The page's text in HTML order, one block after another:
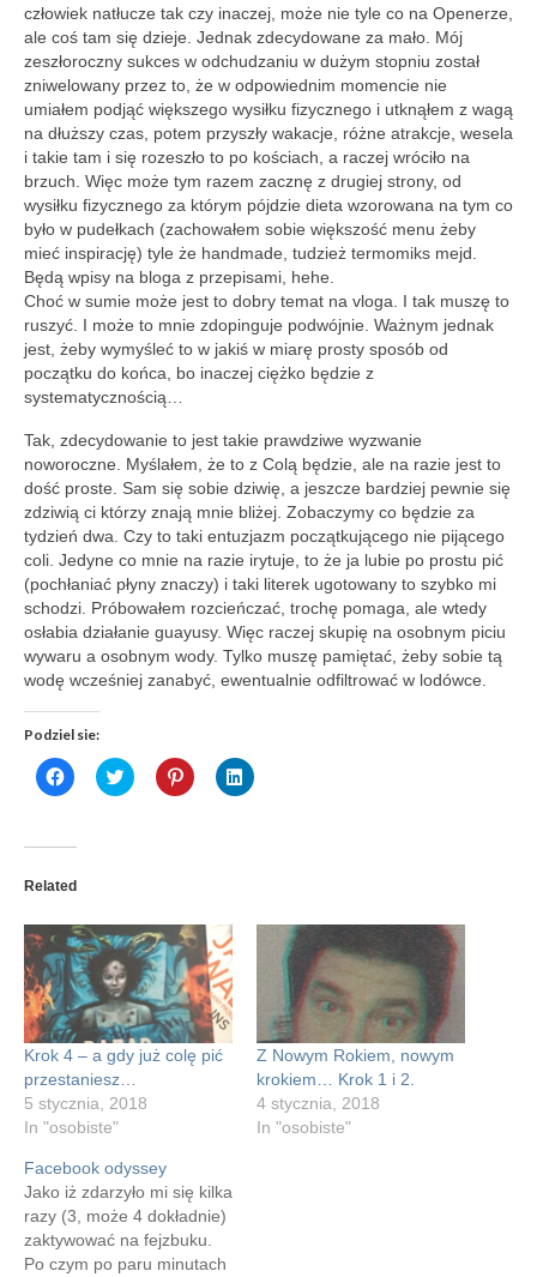
człowiek natłucze tak czy inaczej, może nie tyle co na Openerze,
ale coś tam się dzieje. Jednak zdecydowane za mało. Mój
zeszłoroczny sukces w odchudzaniu w dużym stopniu został
zniwelowany przez to, że w odpowiednim momencie nie
umiałem podjąć większego wysiłku fizycznego i utknąłem z wagą
na dłuższy czas, potem przyszły wakacje, różne atrakcje, wesela
i takie tam i się rozeszło to po kościach, a raczej wróciło na
brzuch. Więc może tym razem zacznę z drugiej strony, od
wysiłku fizycznego za którym pójdzie dieta wzorowana na tym co
było w pudełkach (zachowałem sobie większość menu żeby
mieć inspirację) tyle że handmade, tudzież termomiks mejd.
Będą wpisy na bloga z przepisami, hehe.
Choć w sumie może jest to dobry temat na vloga. I tak muszę to
ruszyć. I może to mnie zdopinguje podwójnie. Ważnym jednak
jest, żeby wymyśleć to w jakiś w miarę prosty sposób od
początku do końca, bo inaczej ciężko będzie z
systematycznością…
Tak, zdecydowanie to jest takie prawdziwe wyzwanie
noworoczne. Myślałem, że to z Colą będzie, ale na razie jest to
dość proste. Sam się sobie dziwię, a jeszcze bardziej pewnie się
zdziwią ci którzy znają mnie bliżej. Zobaczymy co będzie za
tydzień dwa. Czy to taki entuzjazm początkującego nie pijącego
coli. Jedyne co mnie na razie irytuje, to że ja lubie po prostu pić
(pochłaniać płyny znaczy) i taki literek ugotowany to szybko mi
schodzi. Próbowałem rozcieńczać, trochę pomaga, ale wtedy
osłabia działanie guayusy. Więc raczej skupię na osobnym piciu
wywaru a osobnym wody. Tylko muszę pamiętać, żeby sobie tą
wodę wcześniej zanabyć, ewentualnie odfiltrować w lodówce.
Podziel sie:
Click
to
(Opens
new
window)
Click
to
Click
to
Click
to
Related
Krok 4 – a gdy już colę pić
przestaniesz…
5 stycznia, 2018
In "osobiste"
Z Nowym Rokiem, nowym
krokiem… Krok 1 i 2.
4 stycznia, 2018
In "osobiste"
Facebook odyssey
Jako iż zdarzyło mi się kilka
razy (3, może 4 dokładnie)
zaktywować na fejzbuku.
Po czym po paru minutach